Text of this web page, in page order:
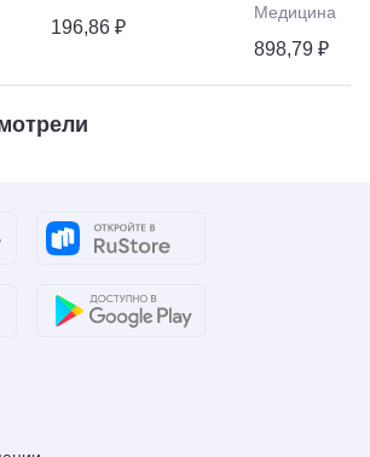
196,86 ₽
Медицина
898,79 ₽